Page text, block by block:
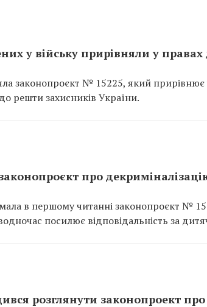
у війську прирівняли у
законопроєкт № 15225, який прирівнює
решти захисників України.
про
в першому читанні законопроєкт №
посилює відповідальність за
розглянути законопроект